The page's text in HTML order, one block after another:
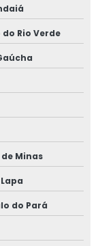
Rio Verde
Minas
do Pará